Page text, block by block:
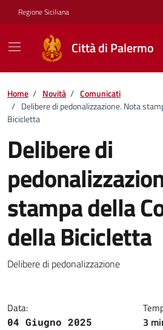
Vai ai contenuti
Vai al footer
Regione Siciliana
Città di Palermo
Home / Novità / Comunicati
/ Delibere di pedonalizzazione. Nota
Bicicletta
Delibere di
stampa della
della Bicicletta
Dettagli della
Delibere di pedonalizzazione
Data:
04 Giugno 2025 3